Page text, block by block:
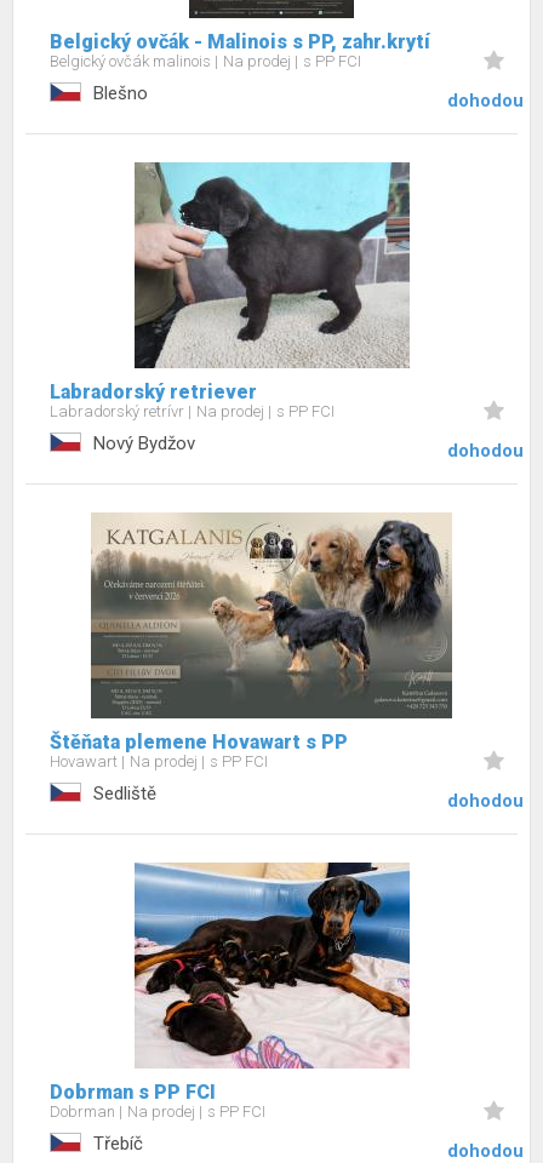
Belgický ovčák - Malinois s PP, zahr.krytí
Belgický ovčák malinois Na prodej s PP FCI
Blešno dohodou
Labradorský retriever
Labradorský retrívr Na prodej s PP FCI
Nový Bydžov dohodou
Štěňata plemene Hovawart s PP
Hovawart Na prodej s PP FCI
Sedliště dohodou
Dobrman s PP FCI
Dobrman Na prodej s PP FCI
Třebíč dohodou